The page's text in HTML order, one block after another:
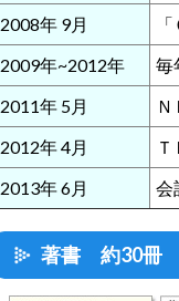
2008年 9月
2009年~2012年
毎
2011年 5月
2012年 4月
2013年 6月
会
著書 約30冊